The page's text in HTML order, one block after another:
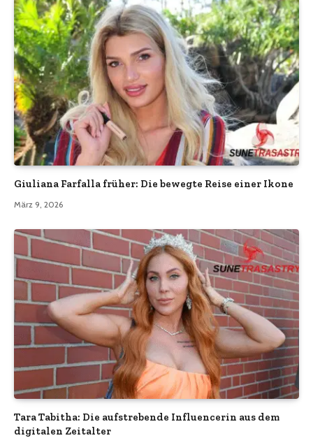
Giuliana Farfalla früher: Die bewegte Reise einer Ikone
März 9, 2026
Tara Tabitha: Die aufstrebende Influencerin aus dem
digitalen Zeitalter